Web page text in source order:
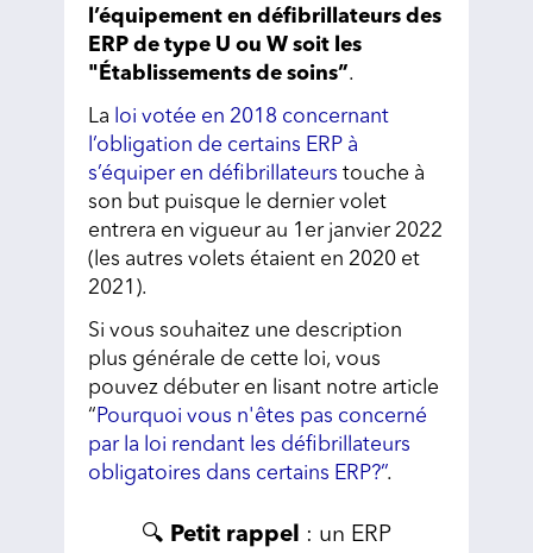
l’équipement en défibrillateurs des
ERP de type U ou W soit les
"Établissements de soins”.
La loi votée en 2018 concernant
l’obligation de certains ERP à
s’équiper en défibrillateurs touche à
son but puisque le dernier volet
entrera en vigueur au 1er janvier 2022
(les autres volets étaient en 2020 et
2021).
Si vous souhaitez une description
plus générale de cette loi, vous
pouvez débuter en lisant notre article
“Pourquoi vous n'êtes pas concerné
par la loi rendant les défibrillateurs
obligatoires dans certains ERP?”.
🔍 Petit rappel : un ERP